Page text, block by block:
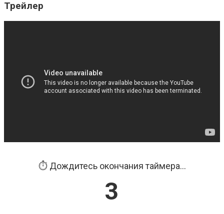
Трейлер
⏱️ Дождитесь окончания таймера...
3